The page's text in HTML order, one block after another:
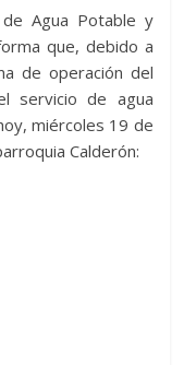
Agua Potable y
que, debido a
de operación del
servicio de agua
miércoles 19 de
Calderón: